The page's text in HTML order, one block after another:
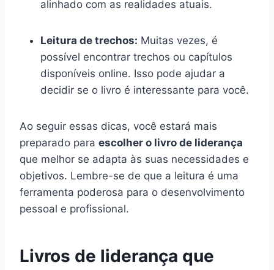
alinhado com as realidades atuais.
Leitura de trechos: Muitas vezes, é
possível encontrar trechos ou capítulos
disponíveis online. Isso pode ajudar a
decidir se o livro é interessante para você.
Ao seguir essas dicas, você estará mais
preparado para escolher o livro de liderança
que melhor se adapta às suas necessidades e
objetivos. Lembre-se de que a leitura é uma
ferramenta poderosa para o desenvolvimento
pessoal e profissional.
Livros de liderança que